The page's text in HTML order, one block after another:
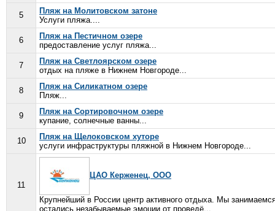
5
Пляж на Молитовском затоне
Услуги пляжа....
6
Пляж на Пестичном озере
предоставление услуг пляжа...
7
Пляж на Светлоярском озере
отдых на пляже в Нижнем Новгороде...
8
Пляж на Силикатном озере
Пляж...
9
Пляж на Сортировочном озере
купание, солнечные ванны...
10
Пляж на Щелоковском хуторе
услуги инфраструктуры пляжной в Нижнем Новгороде...
11
ЦАО Керженец, ООО
Крупнейший в России центр активного отдыха. Мы
остались незабываемые эмоции от проведё...